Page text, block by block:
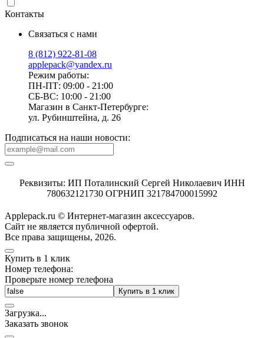
Контакты
Связаться с нами
8 (812) 922-81-08
applepack@yandex.ru
Режим работы:
ПН-ПТ: 09:00 - 21:00
СБ-ВС: 10:00 - 21:00
Магазин в Санкт-Петербурге:
ул. Рубинштейна, д. 26
Подписаться на наши новости:
Реквизиты: ИП Поталинский Сергей Николаевич ИНН
780632121730 ОГРНИП 321784700015992
Applepack.ru © Интернет-магазин аксессуаров.
Cайт не является публичной офертой.
Все права защищены, 2026.
Купить в 1 клик
Номер телефона:
Проверьте номер телефона
Купить в 1 клик
Загрузка...
Заказать звонок